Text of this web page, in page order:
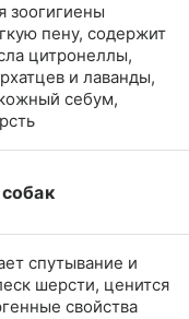
зоогигиены
пену, содержит
цитронеллы,
и лаванды,
себум,
спутывание и
шерсти, ценится
свойства